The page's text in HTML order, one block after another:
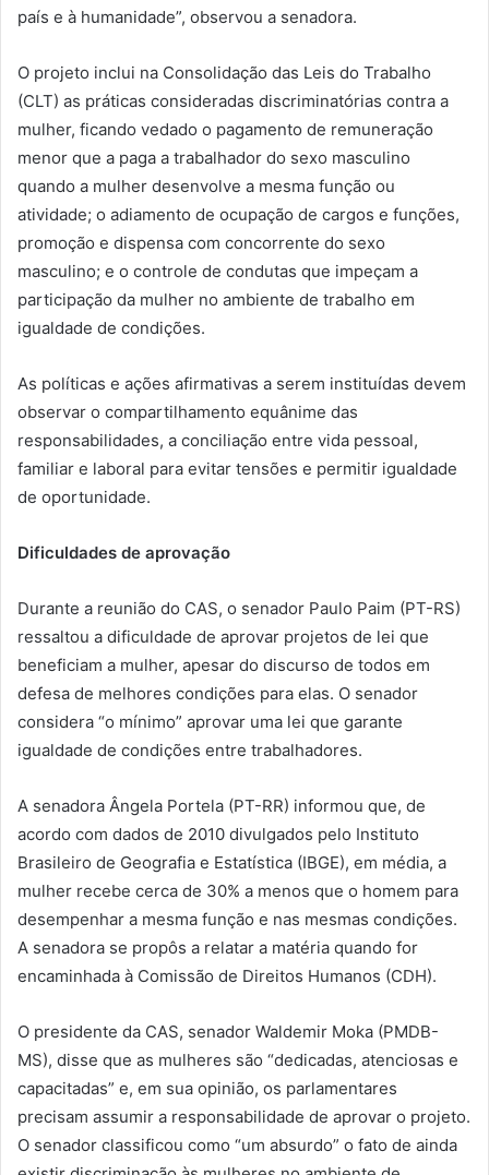
país e à humanidade”, observou a senadora.
O projeto inclui na Consolidação das Leis do Trabalho
(CLT) as práticas consideradas discriminatórias contra a
mulher, ficando vedado o pagamento de remuneração
menor que a paga a trabalhador do sexo masculino
quando a mulher desenvolve a mesma função ou
atividade; o adiamento de ocupação de cargos e funções,
promoção e dispensa com concorrente do sexo
masculino; e o controle de condutas que impeçam a
participação da mulher no ambiente de trabalho em
igualdade de condições.
As políticas e ações afirmativas a serem instituídas devem
observar o compartilhamento equânime das
responsabilidades, a conciliação entre vida pessoal,
familiar e laboral para evitar tensões e permitir igualdade
de oportunidade.
Dificuldades de aprovação
Durante a reunião do CAS, o senador Paulo Paim (PT-RS)
ressaltou a dificuldade de aprovar projetos de lei que
beneficiam a mulher, apesar do discurso de todos em
defesa de melhores condições para elas. O senador
considera “o mínimo” aprovar uma lei que garante
igualdade de condições entre trabalhadores.
A senadora Ângela Portela (PT-RR) informou que, de
acordo com dados de 2010 divulgados pelo Instituto
Brasileiro de Geografia e Estatística (IBGE), em média, a
mulher recebe cerca de 30% a menos que o homem para
desempenhar a mesma função e nas mesmas condições.
A senadora se propôs a relatar a matéria quando for
encaminhada à Comissão de Direitos Humanos (CDH).
O presidente da CAS, senador Waldemir Moka (PMDB-
MS), disse que as mulheres são “dedicadas, atenciosas e
capacitadas” e, em sua opinião, os parlamentares
precisam assumir a responsabilidade de aprovar o projeto.
O senador classificou como “um absurdo” o fato de ainda